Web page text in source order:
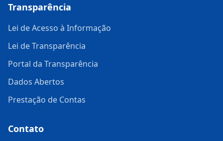
Transparência
Lei de Acesso à Informação
Lei de Transparência
Portal da Transparência
Dados Abertos
Prestação de Contas
Contato